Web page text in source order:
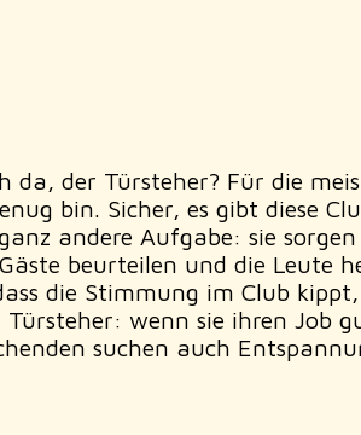
da, der Türsteher? Für die
bin. Sicher, es gibt diese
andere Aufgabe: sie
beurteilen und die Leute
die Stimmung im Club
Türsteher: wenn sie ihren Job
suchen auch